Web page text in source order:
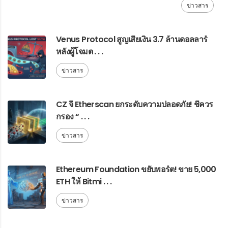
ข่าวสาร
Venus Protocol สูญเสียเงิน 3.7 ล้านดอลลาร์
หลังผู้โจมต . . .
ข่าวสาร
CZ จี้ Etherscan ยกระดับความปลอดภัย! ชี้ควร
กรอง “ . . .
ข่าวสาร
Ethereum Foundation ขยับพอร์ต! ขาย 5,000
ETH ให้ Bitmi . . .
ข่าวสาร